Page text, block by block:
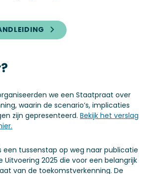
we een Staatpraat over
waarin de scenario’s, implicaties
zijn gepresenteerd. Bekijk het verslag
een tussenstap op weg naar publicatie
Uitvoering 2025 die voor een belangrijk
van de toekomstverkenning. De